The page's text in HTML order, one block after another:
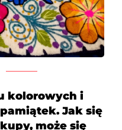
kolorowych i
Jak się
może się